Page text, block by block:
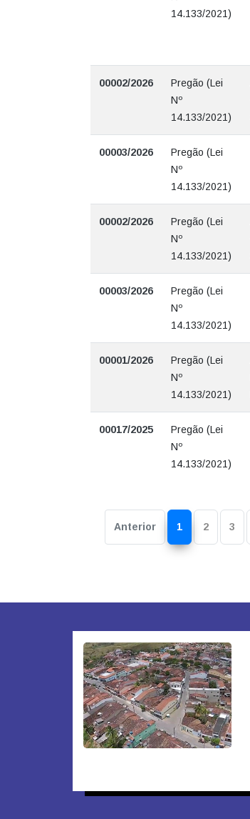
14.133/2021)
00002/2026
Pregão (Lei
Nº
14.133/2021)
00003/2026
Pregão (Lei
Nº
14.133/2021)
00002/2026
Pregão (Lei
Nº
14.133/2021)
00003/2026
Pregão (Lei
Nº
14.133/2021)
00001/2026
Pregão (Lei
Nº
14.133/2021)
00017/2025
Pregão (Lei
Nº
14.133/2021)
Anterior 1 2 3